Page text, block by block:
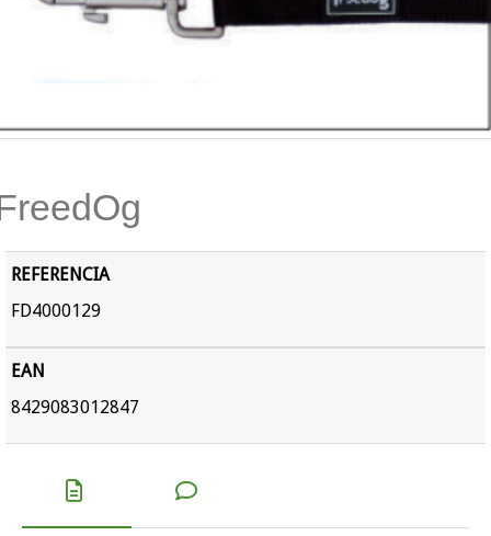
REFERENCIA
FD4000129
EAN
8429083012847